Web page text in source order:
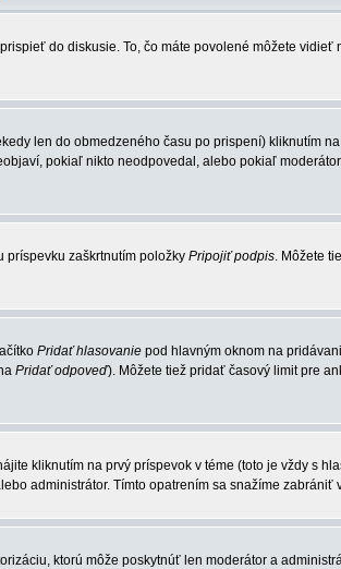
do diskusie. To, čo máte povolené môžete vidieť
len do obmedzeného času po prispení) kliknutím
pokiaľ nikto neodpovedal, alebo pokiaľ
príspevku zaškrtnutím položky Pripojiť podpis. Môžete
Pridať hlasovanie pod hlavným oknom na
Pridať odpoveď). Môžete tiež pridať časový limit pre
kliknutím na prvý príspevok v téme (toto je vždy s
administrátor. Tímto opatrením sa snažíme zabrániť
ktorú môže poskytnúť len moderátor a